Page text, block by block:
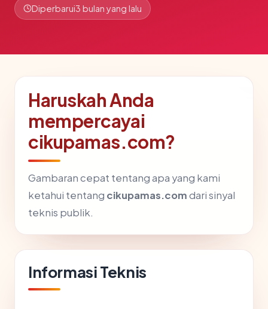
Diperbarui3 bulan yang lalu
Haruskah Anda
mempercayai
cikupamas.com?
Gambaran cepat tentang apa yang kami
ketahui tentang cikupamas.comdari sinyal
teknis publik.
Informasi Teknis